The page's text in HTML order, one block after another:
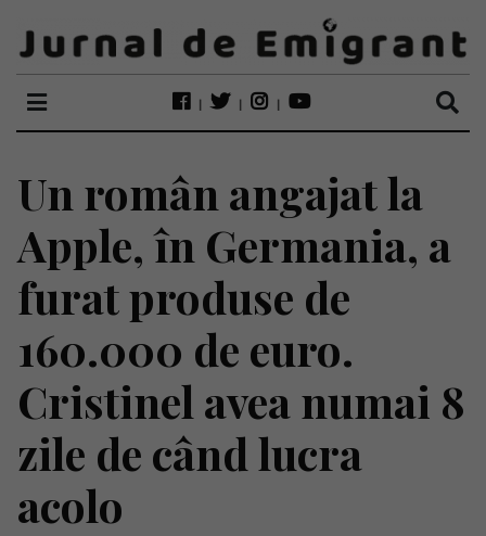
Un român angajat la
Apple, în Germania, a
furat produse de
160.000 de euro.
Cristinel avea numai 8
zile de când lucra
acolo